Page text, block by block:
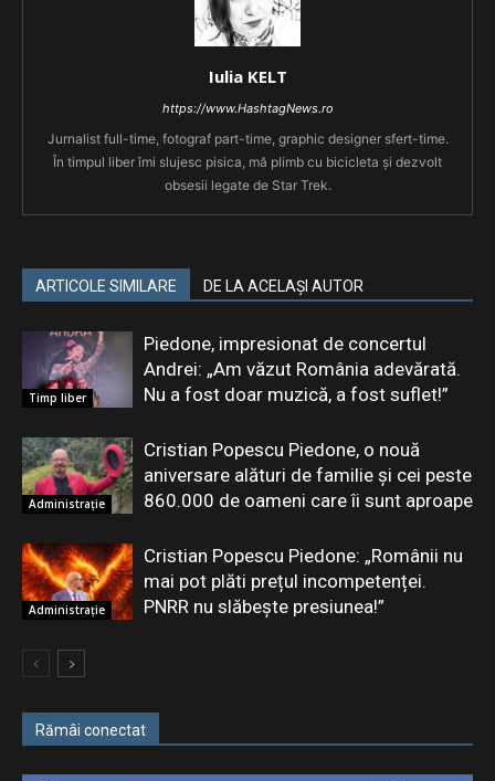
Iulia KELT
https://www.HashtagNews.ro
Jurnalist full-time, fotograf part-time, graphic designer sfert-time.
În timpul liber îmi slujesc pisica, mă plimb cu bicicleta și dezvolt
obsesii legate de Star Trek.
ARTICOLE SIMILARE DE LA ACELAȘI AUTOR
Timp liber
Piedone, impresionat de concertul
Andrei: „Am văzut România adevărată.
Nu a fost doar muzică, a fost suflet!”
Administrație
Cristian Popescu Piedone, o nouă
aniversare alături de familie și cei peste
860.000 de oameni care îi sunt aproape
Administrație
Cristian Popescu Piedone: „Românii nu
mai pot plăti prețul incompetenței.
PNRR nu slăbește presiunea!”
Rămâi conectat